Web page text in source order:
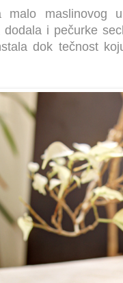
malo maslinovog
i pečurke
dok tečnost